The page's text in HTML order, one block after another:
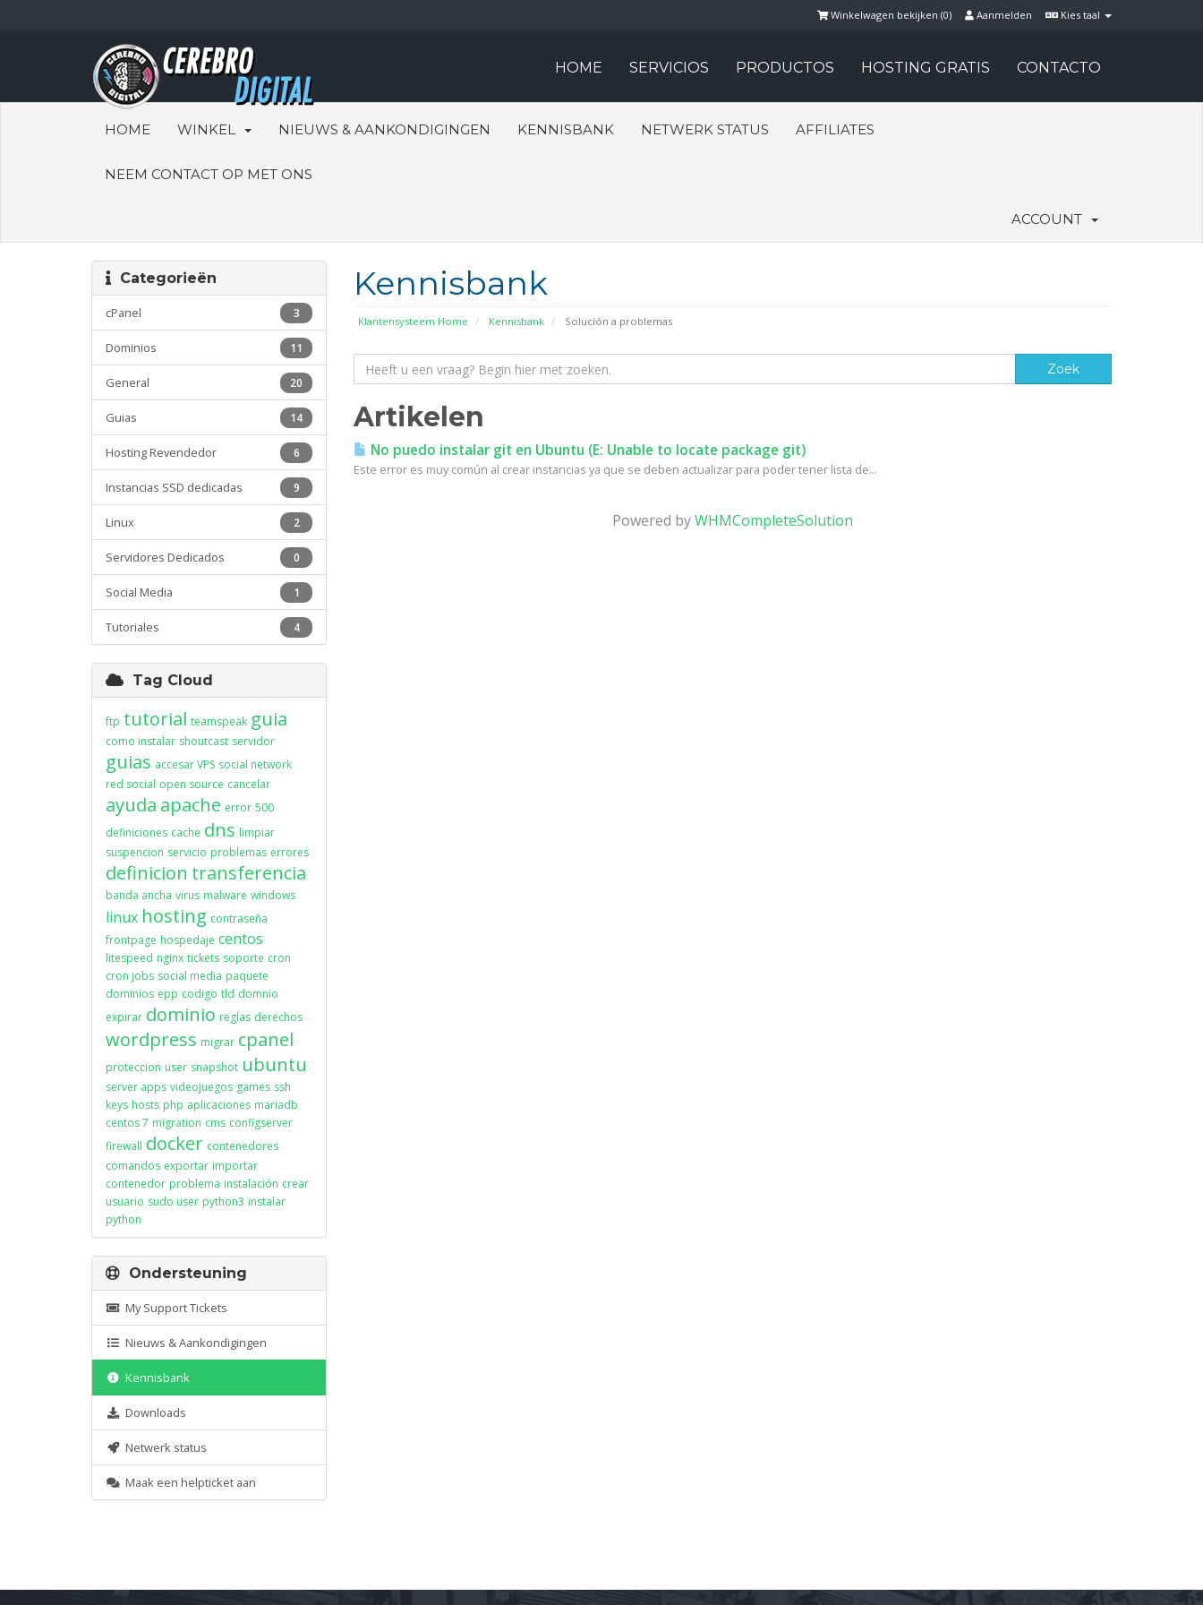
Kies taal
Aanmelden
Winkelwagen bekijken (0)
HOME SERVICIOS PRODUCTOS HOSTING GRATIS CONTACTO
HOME WINKEL NIEUWS & AANKONDIGINGEN KENNISBANK NETWERK STATUS AFFILIATES
NEEM CONTACT OP MET ONS
ACCOUNT
Kennisbank
Klantensysteem Home Kennisbank Solución a problemas
Categorieën
3
cPanel
11
Dominios
20
General
14
Guias
6
Hosting Revendedor
9
Instancias SSD dedicadas
2
Linux
0
Servidores Dedicados
1
Social Media
4
Tutoriales
Artikelen
No puedo instalar git en Ubuntu (E: Unable to locate package git)
Este error es muy común al crear instancias ya que se deben actualizar para poder tener lista de...
Powered byWHMCompleteSolution
Tag Cloud
ftp tutorial teamspeak guia
como instalar shoutcast servidor
guias accesar VPS social network
red social open source cancelar
ayuda apache error 500
definiciones cache dns limpiar
suspencion servicio problemas errores
definicion transferencia
banda ancha virus malware windows
linux hosting contraseña
frontpage hospedaje centos
litespeed nginx tickets soporte cron
cron jobs social media paquete
dominios epp codigo tld domnio
expirar dominio reglas derechos
wordpress migrar cpanel
proteccion user snapshot ubuntu
server apps videojuegos games ssh
keys hosts php aplicaciones mariadb
centos 7 migration cms configserver
firewall docker contenedores
comandos exportar importar
contenedor problema instalación crear
usuario sudo user python3 instalar
python
Ondersteuning
My Support Tickets
Nieuws & Aankondigingen
Kennisbank
Downloads
Netwerk status
Maak een helpticket aan